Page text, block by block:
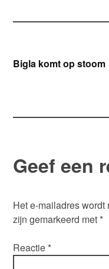
Bericht
Bigla komt op stoom
Geef een
Het e-mailadres
zijn gemarkeerd met *
Reactie *